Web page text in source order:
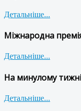
Детальніше...
Міжнародна
Детальніше...
На минулому тижні
Детальніше...